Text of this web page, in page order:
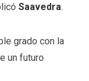
Saavedra.
grado con la
un futuro